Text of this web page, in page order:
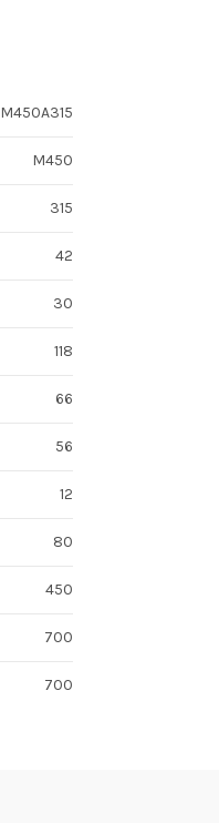
M450A315
M450
315
42
30
118
66
56
12
80
450
700
700